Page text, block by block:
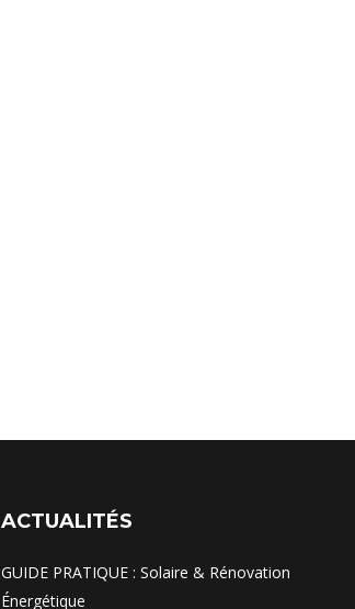
ACTUALITÉS
GUIDE PRATIQUE : Solaire & Rénovation
Énergétique